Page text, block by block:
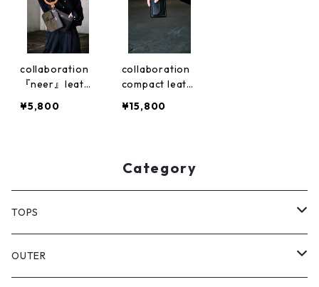
collaboration
『neer』leath
¥5,800
collaboration
compact leath
¥15,800
Category
TOPS
PULL OVER
OUTER